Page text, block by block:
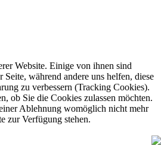
Website. Einige von ihnen sind
Seite, während andere uns helfen, diese
zu verbessern (Tracking Cookies).
ob Sie die Cookies zulassen möchten.
Ablehnung womöglich nicht mehr
zur Verfügung stehen.